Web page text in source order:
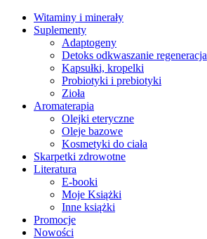
Witaminy i minerały
Suplementy
Adaptogeny
Detoks odkwaszanie regeneracja
Kapsułki, kropelki
Probiotyki i prebiotyki
Zioła
Aromaterapia
Olejki eteryczne
Oleje bazowe
Kosmetyki do ciała
Skarpetki zdrowotne
Literatura
E-booki
Moje Książki
Inne książki
Promocje
Nowości